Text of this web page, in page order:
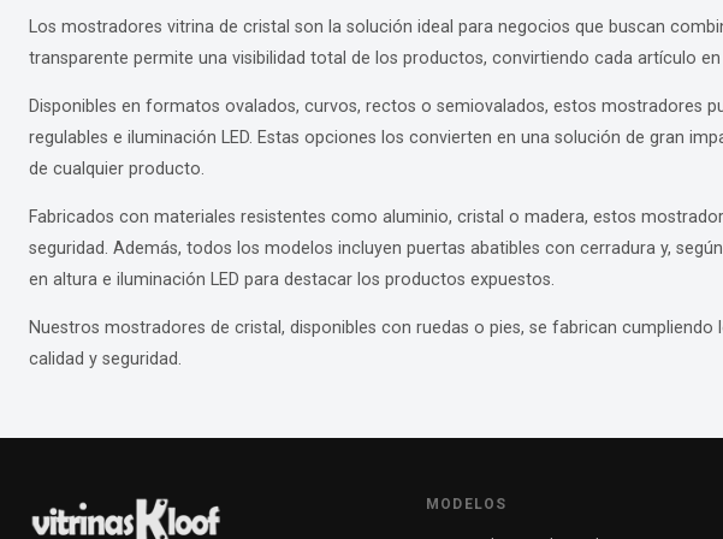
Los mostradores vitrina de cristal son la solución ideal para negocios que buscan
transparente permite una visibilidad total de los productos, convirtiendo cada artículo
Disponibles en formatos ovalados, curvos, rectos o semiovalados, estos mostradores
regulables e iluminación LED. Estas opciones los convierten en una solución de gran
de cualquier producto.
Fabricados con materiales resistentes como aluminio, cristal o madera, estos
seguridad. Además, todos los modelos incluyen puertas abatibles con cerradura y,
en altura e iluminación LED para destacar los productos expuestos.
Nuestros mostradores de cristal, disponibles con ruedas o pies, se fabrican
calidad y seguridad.
MODELOS